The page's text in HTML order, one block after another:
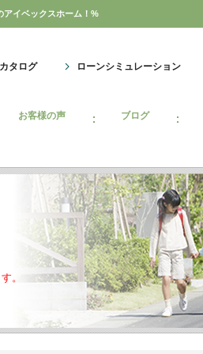
アイベックスホーム！%
タログ ローンシミュレーション
お客様の声 ブログ
。